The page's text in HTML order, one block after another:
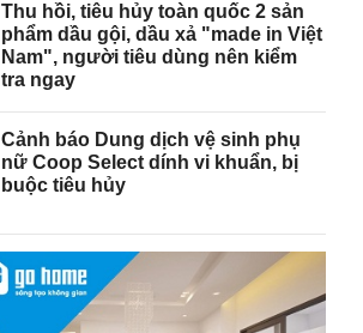
Thu hồi, tiêu hủy toàn quốc 2 sản
phẩm dầu gội, dầu xả "made in Việt
Nam", người tiêu dùng nên kiểm
tra ngay
Cảnh báo Dung dịch vệ sinh phụ
nữ Coop Select dính vi khuẩn, bị
buộc tiêu hủy